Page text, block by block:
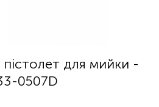
для мийки -
0507D